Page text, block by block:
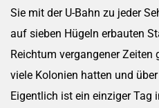
Sie mit der U-Bahn zu jeder
auf sieben Hügeln erbauten
Reichtum vergangener Zeiten
viele Kolonien hatten und
Eigentlich ist ein einziger Tag